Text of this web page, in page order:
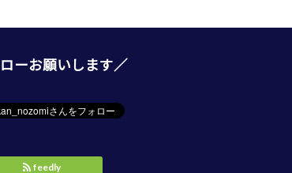
ーお願いします／
feedly